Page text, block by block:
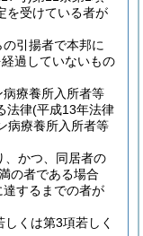
を受けている者が
引揚者で本邦に
過していないもの
病療養所入所者等
法律(平成13年法律
病療養所入所者等
、かつ、同居者の
の者である場合
するまでの者が
くは第3項若しく